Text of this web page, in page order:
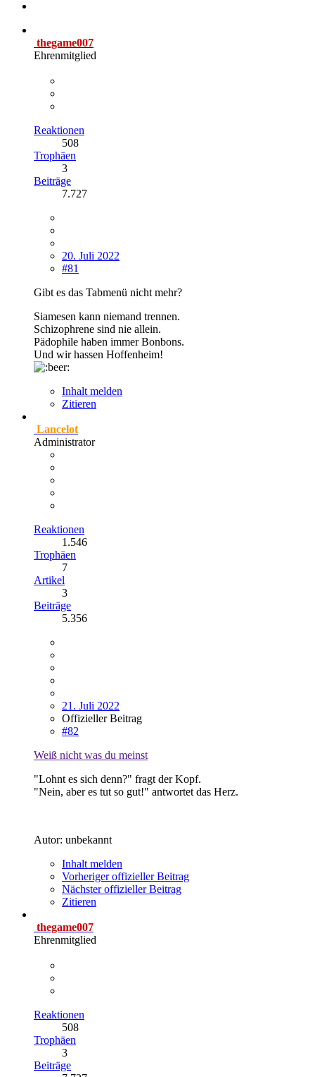
thegame007
Ehrenmitglied
Reaktionen
508
Trophäen
3
Beiträge
7.727
20. Juli 2022
#81
Gibt es das Tabmenü nicht mehr?
Siamesen kann niemand trennen.
Schizophrene sind nie allein.
Pädophile haben immer Bonbons.
Und wir hassen Hoffenheim!
Inhalt melden
Zitieren
Lancelot
Administrator
Reaktionen
1.546
Trophäen
7
Artikel
3
Beiträge
5.356
21. Juli 2022
Offizieller Beitrag
#82
Weiß nicht was du meinst
"Lohnt es sich denn?" fragt der Kopf.
"Nein, aber es tut so gut!" antwortet das Herz.
Autor: unbekannt
Inhalt melden
Vorheriger offizieller Beitrag
Nächster offizieller Beitrag
Zitieren
thegame007
Ehrenmitglied
Reaktionen
508
Trophäen
3
Beiträge